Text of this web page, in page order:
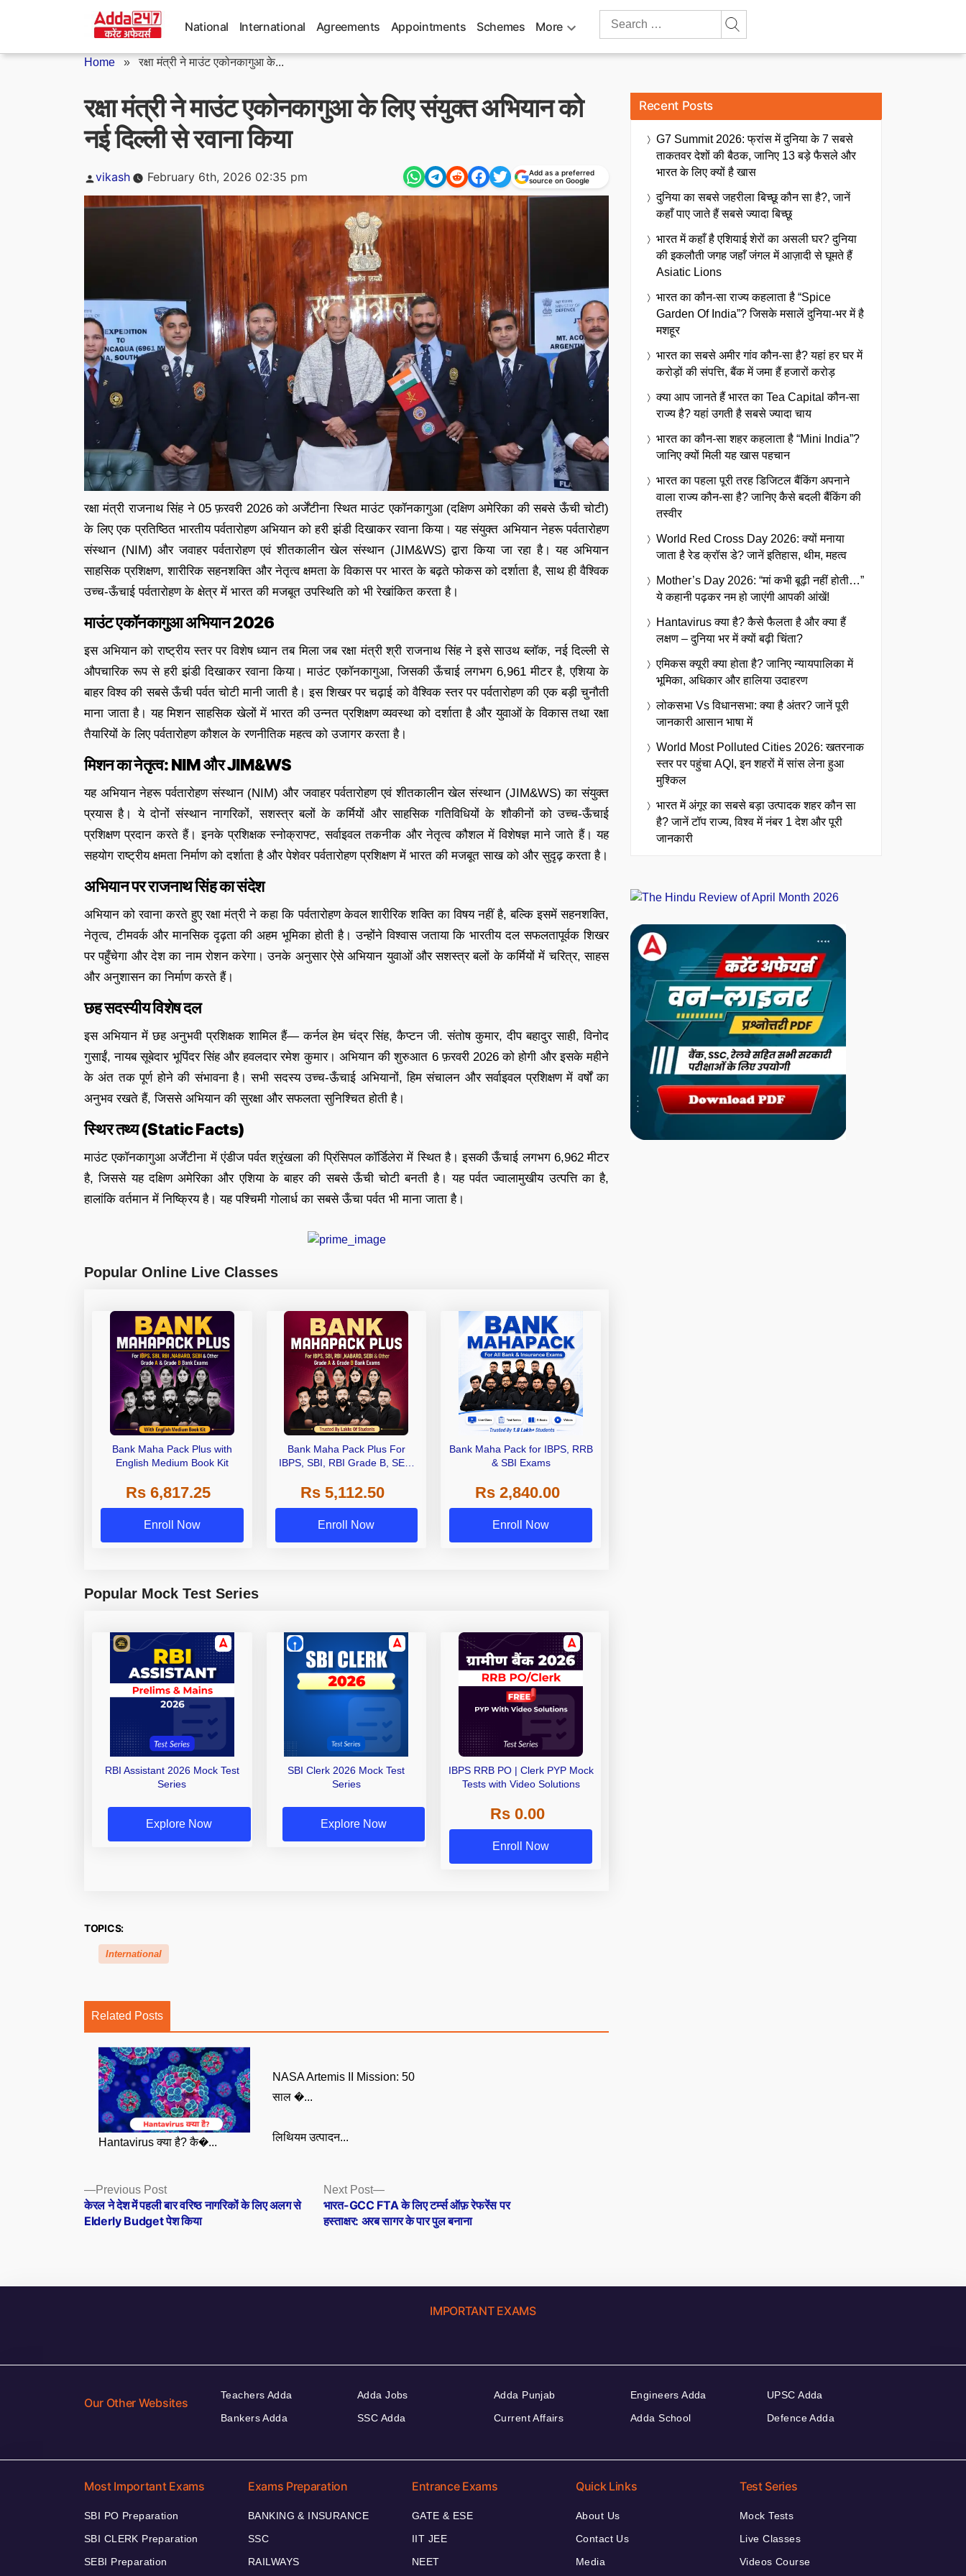
National International Agreements Appointments Schemes More
Search
Home »रक्षा मंत्री ने माउंट एकोनकागुआ के...
रक्षा मंत्री ने माउंट एकोनकागुआ के लिए संयुक्त अभियान को
नई दिल्ली से रवाना किया
Posted
vikash February 6th, 2026 02:35 pm
Add as a preferred
source on Google
रक्षा मंत्री राजनाथ सिंह ने 05 फ़रवरी 2026 को अर्जेंटीना स्थित माउंट एकॉनकागुआ (दक्षिण अमेरिका की सबसे ऊँची चोटी)
के लिए एक प्रतिष्ठित भारतीय पर्वतारोहण अभियान को हरी झंडी दिखाकर रवाना किया। यह संयुक्त अभियान नेहरू पर्वतारोहण
संस्थान (NIM) और जवाहर पर्वतारोहण एवं शीतकालीन खेल संस्थान (JIM&WS) द्वारा किया जा रहा है। यह अभियान
साहसिक प्रशिक्षण, शारीरिक सहनशक्ति और नेतृत्व क्षमता के विकास पर भारत के बढ़ते फोकस को दर्शाता है, साथ ही वैश्विक
उच्च-ऊँचाई पर्वतारोहण के क्षेत्र में भारत की मजबूत उपस्थिति को भी रेखांकित करता है।
माउंट एकॉनकागुआ अभियान 2026
इस अभियान को राष्ट्रीय स्तर पर विशेष ध्यान तब मिला जब रक्षा मंत्री श्री राजनाथ सिंह ने इसे साउथ ब्लॉक, नई दिल्ली से
औपचारिक रूप से हरी झंडी दिखाकर रवाना किया। माउंट एकॉनकागुआ, जिसकी ऊँचाई लगभग 6,961 मीटर है, एशिया के
बाहर विश्व की सबसे ऊँची पर्वत चोटी मानी जाती है। इस शिखर पर चढ़ाई को वैश्विक स्तर पर पर्वतारोहण की एक बड़ी चुनौती
माना जाता है। यह मिशन साहसिक खेलों में भारत की उन्नत प्रशिक्षण व्यवस्था को दर्शाता है और युवाओं के विकास तथा रक्षा
तैयारियों के लिए पर्वतारोहण कौशल के रणनीतिक महत्व को उजागर करता है।
मिशन का नेतृत्व: NIM और JIM&WS
यह अभियान नेहरू पर्वतारोहण संस्थान (NIM) और जवाहर पर्वतारोहण एवं शीतकालीन खेल संस्थान (JIM&WS) का संयुक्त
प्रयास है। ये दोनों संस्थान नागरिकों, सशस्त्र बलों के कर्मियों और साहसिक गतिविधियों के शौकीनों को उच्च-ऊँचाई
प्रशिक्षण प्रदान करते हैं। इनके प्रशिक्षक स्नोक्राफ्ट, सर्वाइवल तकनीक और नेतृत्व कौशल में विशेषज्ञ माने जाते हैं। यह
सहयोग राष्ट्रीय क्षमता निर्माण को दर्शाता है और पेशेवर पर्वतारोहण प्रशिक्षण में भारत की मजबूत साख को और सुदृढ़ करता है।
अभियान पर राजनाथ सिंह का संदेश
अभियान को रवाना करते हुए रक्षा मंत्री ने कहा कि पर्वतारोहण केवल शारीरिक शक्ति का विषय नहीं है, बल्कि इसमें सहनशक्ति,
नेतृत्व, टीमवर्क और मानसिक दृढ़ता की अहम भूमिका होती है। उन्होंने विश्वास जताया कि भारतीय दल सफलतापूर्वक शिखर
पर पहुँचेगा और देश का नाम रोशन करेगा। उनके अनुसार ऐसे अभियान युवाओं और सशस्त्र बलों के कर्मियों में चरित्र, साहस
और अनुशासन का निर्माण करते हैं।
छह सदस्यीय विशेष दल
इस अभियान में छह अनुभवी प्रशिक्षक शामिल हैं— कर्नल हेम चंद्र सिंह, कैप्टन जी. संतोष कुमार, दीप बहादुर साही, विनोद
गुसाईं, नायब सूबेदार भूपिंदर सिंह और हवलदार रमेश कुमार। अभियान की शुरुआत 6 फ़रवरी 2026 को होगी और इसके महीने
के अंत तक पूर्ण होने की संभावना है। सभी सदस्य उच्च-ऊँचाई अभियानों, हिम संचालन और सर्वाइवल प्रशिक्षण में वर्षों का
अनुभव रखते हैं, जिससे अभियान की सुरक्षा और सफलता सुनिश्चित होती है।
स्थिर तथ्य (Static Facts)
माउंट एकॉनकागुआ अर्जेंटीना में एंडीज पर्वत श्रृंखला की प्रिंसिपल कॉर्डिलेरा में स्थित है। इसकी ऊँचाई लगभग 6,962 मीटर
है, जिससे यह दक्षिण अमेरिका और एशिया के बाहर की सबसे ऊँची चोटी बनती है। यह पर्वत ज्वालामुखीय उत्पत्ति का है,
हालांकि वर्तमान में निष्क्रिय है। यह पश्चिमी गोलार्ध का सबसे ऊँचा पर्वत भी माना जाता है।
Popular Online Live Classes
Bank Maha Pack Plus with
English Medium Book Kit
Rs 6,817.25
Enroll Now
Bank Maha Pack Plus For
IBPS, SBI, RBI Grade B, SEBI
Other Grade A & Grade B Bank
Exams
Rs 5,112.50
Enroll Now
Bank Maha Pack for IBPS, RRB
& SBI Exams
Rs 2,840.00
Enroll Now
Popular Mock Test Series
RBI Assistant 2026 Mock Test
Series
Explore Now
SBI Clerk 2026 Mock Test
Series
Explore Now
IBPS RRB PO | Clerk PYP Mock
Tests with Video Solutions
Rs 0.00
Enroll Now
TOPICS:
International
Related Posts
Hantavirus क्या है? कै�...
NASA Artemis II Mission: 50
साल �...
लिथियम उत्पादन...
Posts
navigation
Previous PostPrevious
post:
केरल ने देश में पहली बार वरिष्ठ नागरिकों के लिए अलग से
Elderly Budget पेश किया
Next Post
Next
post:
भारत-GCC FTA के लिए टर्म्स ऑफ़ रेफरेंस पर
हस्ताक्षर: अरब सागर के पार पुल बनाना
Recent Posts
G7 Summit 2026: फ्रांस में दुनिया के 7 सबसे
ताकतवर देशों की बैठक, जानिए 13 बड़े फैसले और
भारत के लिए क्यों है खास
दुनिया का सबसे जहरीला बिच्छू कौन सा है?, जानें
कहाँ पाए जाते हैं सबसे ज्यादा बिच्छू
भारत में कहाँ है एशियाई शेरों का असली घर? दुनिया
की इकलौती जगह जहाँ जंगल में आज़ादी से घूमते हैं
Asiatic Lions
भारत का कौन-सा राज्य कहलाता है “Spice
Garden Of India”? जिसके मसालें दुनिया-भर में है
मशहूर
भारत का सबसे अमीर गांव कौन-सा है? यहां हर घर में
करोड़ों की संपत्ति, बैंक में जमा हैं हजारों करोड़
क्या आप जानते हैं भारत का Tea Capital कौन-सा
राज्य है? यहां उगती है सबसे ज्यादा चाय
भारत का कौन-सा शहर कहलाता है “Mini India”?
जानिए क्यों मिली यह खास पहचान
भारत का पहला पूरी तरह डिजिटल बैंकिंग अपनाने
वाला राज्य कौन-सा है? जानिए कैसे बदली बैंकिंग की
तस्वीर
World Red Cross Day 2026: क्यों मनाया
जाता है रेड क्रॉस डे? जानें इतिहास, थीम, महत्व
Mother’s Day 2026: “मां कभी बूढ़ी नहीं होती…”
ये कहानी पढ़कर नम हो जाएंगी आपकी आंखें!
Hantavirus क्या है? कैसे फैलता है और क्या हैं
लक्षण – दुनिया भर में क्यों बढ़ी चिंता?
एमिकस क्यूरी क्या होता है? जानिए न्यायपालिका में
भूमिका, अधिकार और हालिया उदाहरण
लोकसभा Vs विधानसभा: क्या है अंतर? जानें पूरी
जानकारी आसान भाषा में
World Most Polluted Cities 2026: खतरनाक
स्तर पर पहुंचा AQI, इन शहरों में सांस लेना हुआ
मुश्किल
भारत में अंगूर का सबसे बड़ा उत्पादक शहर कौन सा
है? जानें टॉप राज्य, विश्व में नंबर 1 देश और पूरी
जानकारी
IMPORTANT EXAMS
Our Other Websites
Teachers Adda
Bankers Adda
Adda Jobs
SSC Adda
Adda Punjab
Current Affairs
Engineers Adda
Adda School
UPSC Adda
Defence Adda
Most Important Exams
SBI PO Preparation
SBI CLERK Preparation
SEBI Preparation
Exams Preparation
BANKING & INSURANCE
SSC
RAILWAYS
Entrance Exams
GATE & ESE
IIT JEE
NEET
Quick Links
About Us
Contact Us
Media
Test Series
Mock Tests
Live Classes
Videos Course